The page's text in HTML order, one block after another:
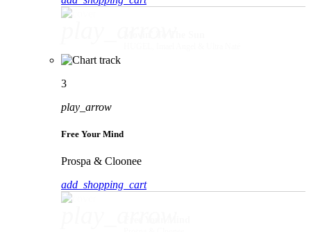
3
play_arrow
Free Your Mind
Prospa & Cloonee
add_shopping_cart